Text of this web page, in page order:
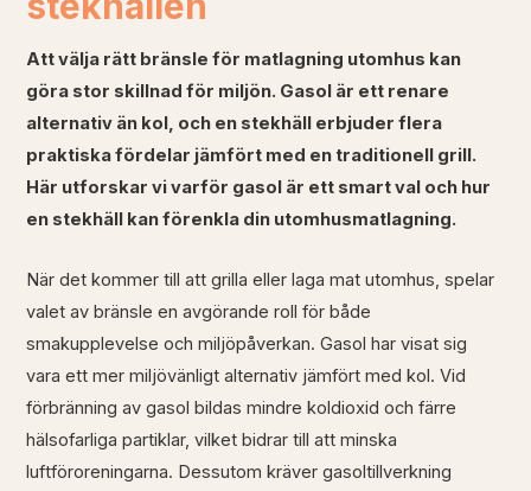
Att välja rätt bränsle för matlagning utomhus kan
göra stor skillnad för miljön. Gasol är ett renare
alternativ än kol, och en stekhäll erbjuder flera
praktiska fördelar jämfört med en traditionell grill.
Här utforskar vi varför gasol är ett smart val och hur
en stekhäll kan förenkla din utomhusmatlagning.
När det kommer till att grilla eller laga mat utomhus, spelar
valet av bränsle en avgörande roll för både
smakupplevelse och miljöpåverkan. Gasol har visat sig
vara ett mer miljövänligt alternativ jämfört med kol. Vid
förbränning av gasol bildas mindre koldioxid och färre
hälsofarliga partiklar, vilket bidrar till att minska
luftföroreningarna. Dessutom kräver gasoltillverkning